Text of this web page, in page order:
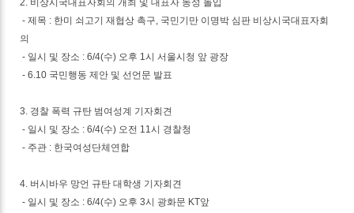
- 제목 : 한미 쇠고기 재협상 촉구, 국민기만 이명박 심판 비상시국대표자회
의
- 일시 및 장소 : 6/4(수) 오후 1시 서울시청 앞 광장
- 6.10 국민행동 제안 및 선언문 발표
3. 경찰 폭력 규탄 범여성계 기자회견
- 일시 및 장소 : 6/4(수) 오전 11시 경찰청
- 주관 : 한국여성단체연합
4. 버시바우 망언 규탄 대학생 기자회견
- 일시 및 장소 : 6/4(수) 오후 3시 광화문 KT앞